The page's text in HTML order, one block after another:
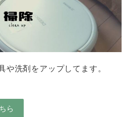
や洗剤をアップしてます。
ら